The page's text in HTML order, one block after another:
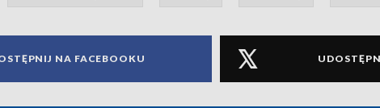
NA FACEBOOKU